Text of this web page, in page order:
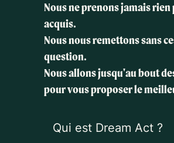
Nous ne prenons jamais rien
acquis.
Nous nous remettons sans
question.
Nous allons jusqu'au bout
pour vous proposer le
Qui est Dream Act ?